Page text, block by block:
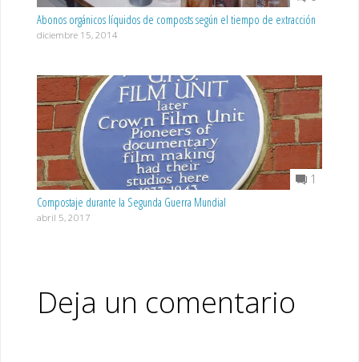
Abonos orgánicos líquidos de composts según el tiempo de extracción
diciembre 15, 2014
1
Compostaje durante la Segunda Guerra Mundial
abril 5, 2017
Deja un comentario